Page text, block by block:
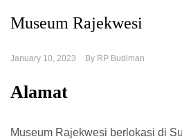
Museum Rajekwesi
January 10, 2023 By RP Budiman
Alamat
Museum Rajekwesi berlokasi di